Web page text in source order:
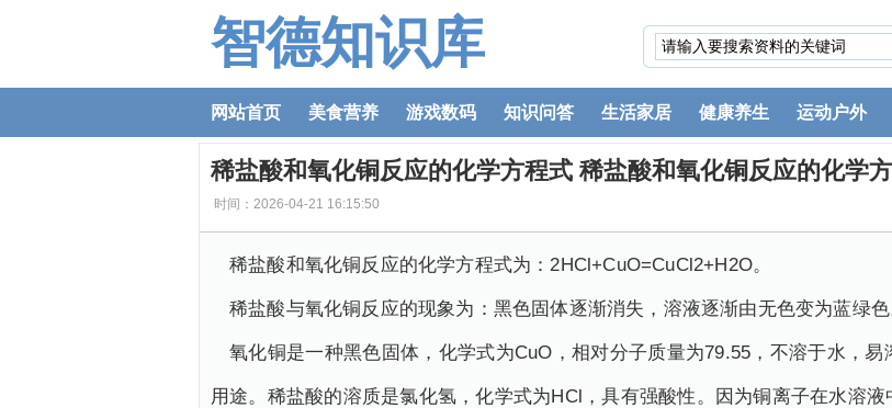
智德知识库
网站首页 美食营养 游戏数码 知识问答 生活家居 健康养生 运动户外
稀盐酸和氧化铜反应的化学方程式 稀盐酸和氧化铜反应的化学
时间：2026-04-21 16:15:50
稀盐酸和氧化铜反应的化学方程式为：2HCl+CuO=CuCl2+H2O。
稀盐酸与氧化铜反应的现象为：黑色固体逐渐消失，溶液逐渐由无色变为蓝绿色
氧化铜是一种黑色固体，化学式为CuO，相对分子质量为79.55，不溶于水，
用途。稀盐酸的溶质是氯化氢，化学式为HCl，具有强酸性。因为铜离子在水溶